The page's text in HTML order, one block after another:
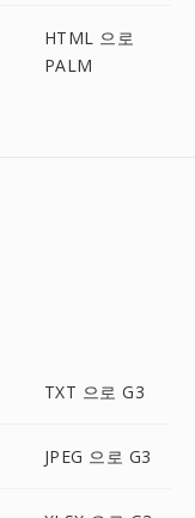
HTML 으로
PALM
TXT 으로 G3
JPEG 으로 G3